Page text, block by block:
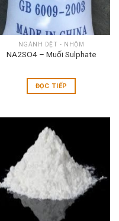
NGÀNH DỆT - NHỘM
NA2SO4 – Muối Sulphate
ĐỌC TIẾP